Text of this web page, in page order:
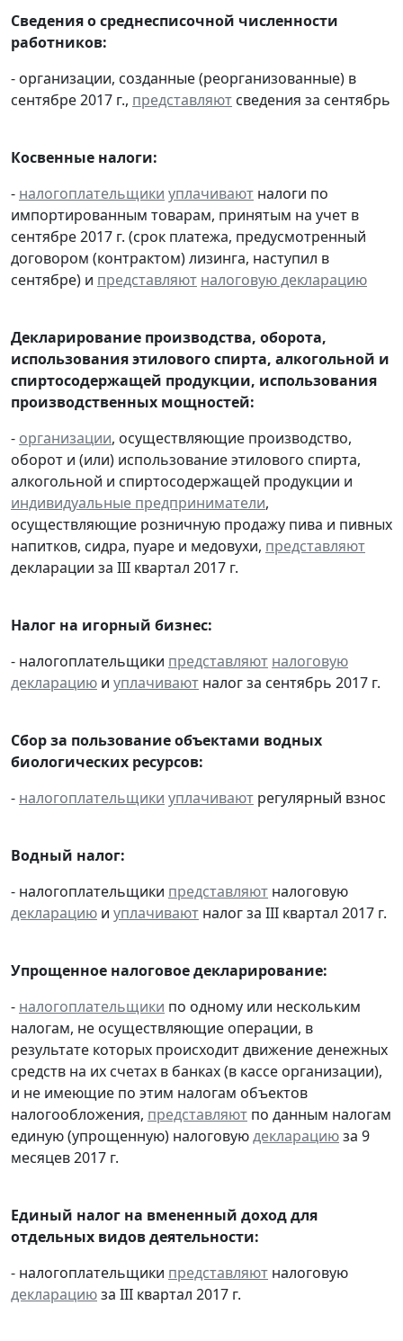
Сведения о среднесписочной численности
работников:
- организации, созданные (реорганизованные) в
сентябре 2017 г., представляют сведения за сентябрь
Косвенные налоги:
- налогоплательщики уплачивают налоги по
импортированным товарам, принятым на учет в
сентябре 2017 г. (срок платежа, предусмотренный
договором (контрактом) лизинга, наступил в
сентябре) и представляют налоговую декларацию
Декларирование производства, оборота,
использования этилового спирта, алкогольной и
спиртосодержащей продукции, использования
производственных мощностей:
- организации, осуществляющие производство,
оборот и (или) использование этилового спирта,
алкогольной и спиртосодержащей продукции и
индивидуальные предприниматели,
осуществляющие розничную продажу пива и пивных
напитков, сидра, пуаре и медовухи, представляют
декларации за III квартал 2017 г.
Налог на игорный бизнес:
- налогоплательщики представляют налоговую
декларацию и уплачивают налог за сентябрь 2017 г.
Сбор за пользование объектами водных
биологических ресурсов:
- налогоплательщики уплачивают регулярный взнос
Водный налог:
- налогоплательщики представляют налоговую
декларацию и уплачивают налог за III квартал 2017 г.
Упрощенное налоговое декларирование:
- налогоплательщики по одному или нескольким
налогам, не осуществляющие операции, в
результате которых происходит движение денежных
средств на их счетах в банках (в кассе организации),
и не имеющие по этим налогам объектов
налогообложения, представляют по данным налогам
единую (упрощенную) налоговуюдекларациюза 9
месяцев 2017 г.
Единый налог на вмененный доход для
отдельных видов деятельности:
- налогоплательщики представляют налоговую
декларациюза III квартал 2017 г.